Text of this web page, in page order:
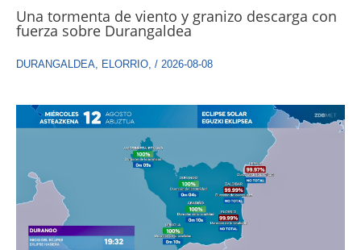
Una tormenta de viento y granizo descarga con
fuerza sobre Durangaldea
DURANGALDEA ELORRIO / 2026-08-08